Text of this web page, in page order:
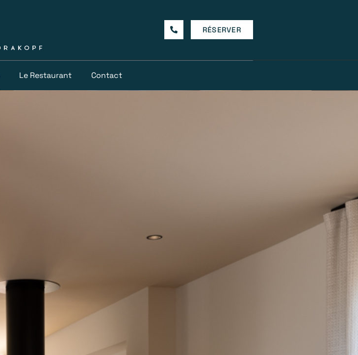
RÉSERVER
Le Restaurant Contact